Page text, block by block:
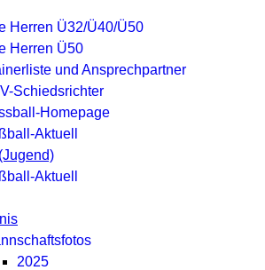
Herren Ü32/Ü40/Ü50
Herren Ü50
und Ansprechpartner
Schiedsrichter
Homepage
Aktuell
Aktuell
2025